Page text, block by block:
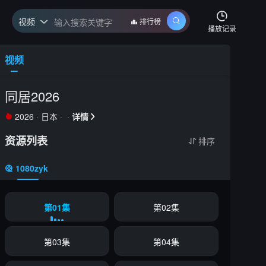
视频  排行榜
播放记录
第01集
第02集
第03集
第04集
第05集
第07集
第08集
弹
幕
视频
同居2026
 2026 · 日本 · · 详情 
资源列表  排序
1080zyk
第01集 第02集
第03集 第04集